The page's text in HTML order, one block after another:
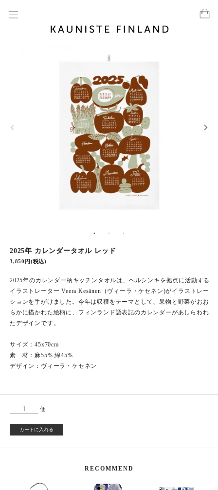
2025年 カレンダータオル レッド
3,850円(税込)
2025年のカレンダー柄キッチンタオルは、ヘルシンキを拠点に活動する
イラストレーター Veera Kesänen（ヴィーラ・ケセネン)がイラストレー
ションを手がけました。今年は収穫をテーマとして、果物と野菜がおお
らかに描かれた絵柄に、フィンランド語表記のカレンダーがあしらわれ
たデザインです。
サイズ：45x70cm
素 材：麻55% 綿45%
デザイン：ヴィーラ・ケセネン
個
カートに入れる
RECOMMEND